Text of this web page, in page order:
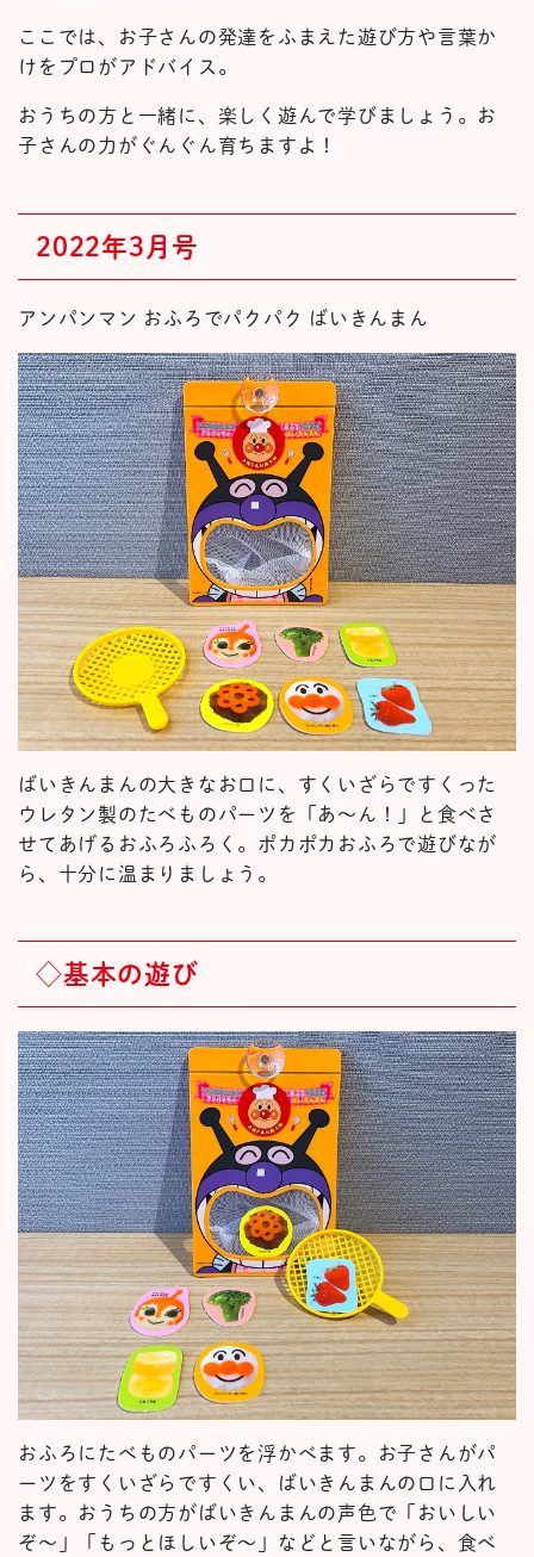
ここでは、お子さんの発達をふまえた遊び方や言葉か
けをプロがアドバイス。
おうちの方と一緒に、楽しく遊んで学びましょう。お
子さんの力がぐんぐん育ちますよ！
2022年3月号
アンパンマン おふろでパクパク ばいきんまん
ばいきんまんの大きなお口に、すくいざらですくった
ウレタン製のたべものパーツを「あ〜ん！」と食べさ
せてあげるおふろふろく。ポカポカおふろで遊びなが
ら、十分に温まりましょう。
◇基本の遊び
おふろにたべものパーツを浮かべます。お子さんがパ
ーツをすくいざらですくい、ばいきんまんの口に入れ
ます。おうちの方がばいきんまんの声色で「おいしい
ぞ～」「もっとほしいぞ～」などと言いながら、食べ